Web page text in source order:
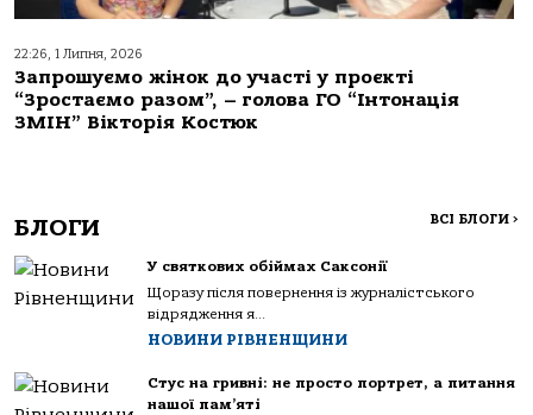
22:26, 1 Липня, 2026
Запрошуємо жінок до участі у проєкті
“Зростаємо разом”, – голова ГО “Інтонація
ЗМІН” Вікторія Костюк
БЛОГИ ВСІ БЛОГИ >
У святкових обіймах Саксонії
Щоразу після повернення із журналістського
відрядження я...
НОВИНИ РІВНЕНЩИНИ
Стус на гривні: не просто портрет, а питання
нашої пам’яті